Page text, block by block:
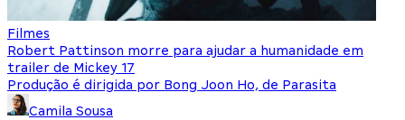
Filmes
Robert Pattinson morre para ajudar a humanidade em
trailer de Mickey 17
Produção é dirigida por Bong Joon Ho, de Parasita
Camila Sousa